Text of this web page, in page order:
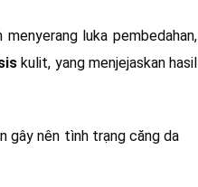
menyerang luka pembedahan,
kulit, yang menjejaskan hasil